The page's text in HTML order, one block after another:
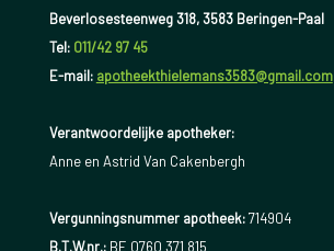
Beverlosesteenweg 318, 3583 Beringen-Paal
Tel: 011/42 97 45
E-mail: apotheekthielemans3583@gmail.com
Verantwoordelijke apotheker:
Anne en Astrid Van Cakenbergh
Vergunningsnummer apotheek: 714904
B.T.W.nr.:BE 0760 371 815